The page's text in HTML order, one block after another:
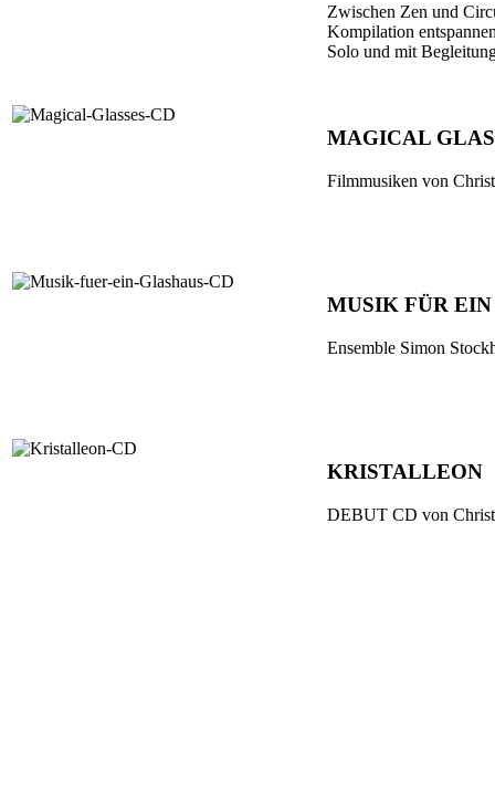
Zwischen Zen und
Kompilation
Solo und mit
MAGICAL
Filmmusiken von
MUSIK FÜR
Ensemble Simon
KRISTALLEON
DEBUT CD von